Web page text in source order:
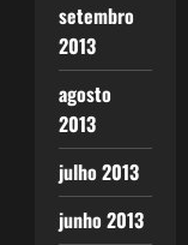
setembro
2013
agosto
2013
julho 2013
junho 2013